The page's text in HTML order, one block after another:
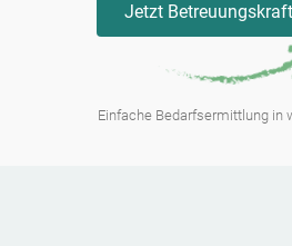
Jetzt
Einfache Bedarfsermittlung in